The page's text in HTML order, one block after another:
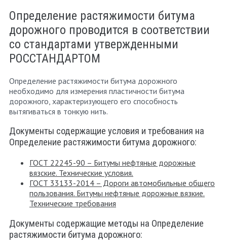
Определение растяжимости битума
дорожного проводится в соответствии
со стандартами утвержденными
РОССТАНДАРТОМ
Определение растяжимости битума дорожного
необходимо для измерения пластичности битума
дорожного, характеризующего его способность
вытягиваться в тонкую нить.
Документы содержащие условия и требования на
Определение растяжимости битума дорожного:
ГОСТ 22245-90 – Битумы нефтяные дорожные
вязские. Технические условия.
ГОСТ 33133-2014 – Дороги автомобильные общего
пользования. Битумы нефтяные дорожные вязкие.
Технические требования
Документы содержащие методы на Определение
растяжимости битума дорожного: